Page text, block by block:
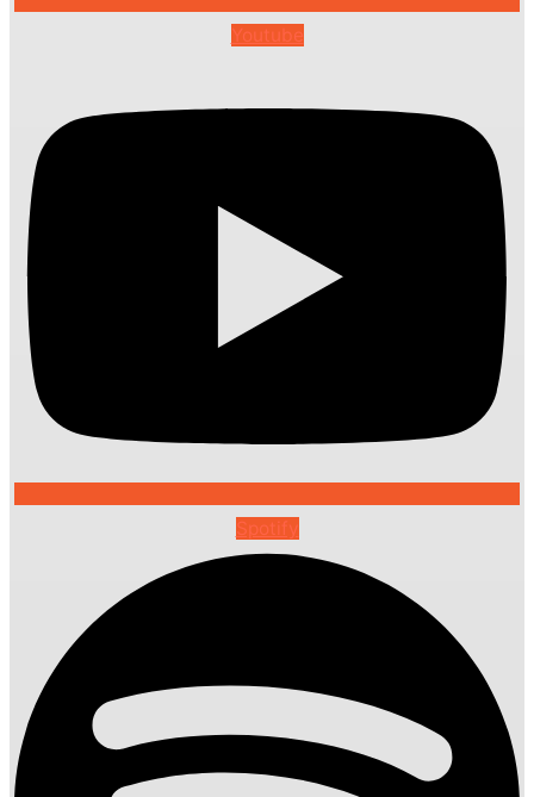
Youtube
Spotify